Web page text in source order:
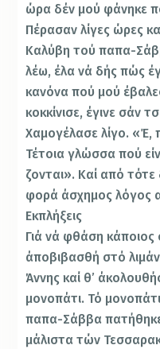
ώρα δέν μού φάνηκε
Πέρασαν λίγες ώρες
Καλύβη τού παπα-
λέω, έλα νά δής πώς
κανόνα πού μού
κοκκίνισε, έγινε σάν
Χαμογέλασε λίγο. «Έ,
Τέτοια γλώσσα πού
ζονται». Καί από
φορά άσχημος λόγος
Εκπλήξεις
Γιά νά φθάση κάποιος
άποβιβασθή στό
Άννης καί θ’
μονοπάτι. Τό
παπα-Σάββα
μάλιστα τών